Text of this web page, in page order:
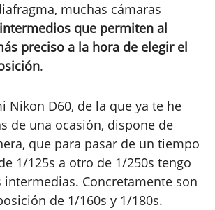
muchas cámaras
que permiten al
preciso a la hora de elegir el
.
Nikon D60, de la que ya te he
de una ocasión, dispone de
que para pasar de un tiempo
1/125s a otro de 1/250s tengo
intermedias. Concretamente son
de 1/160s y 1/180s.